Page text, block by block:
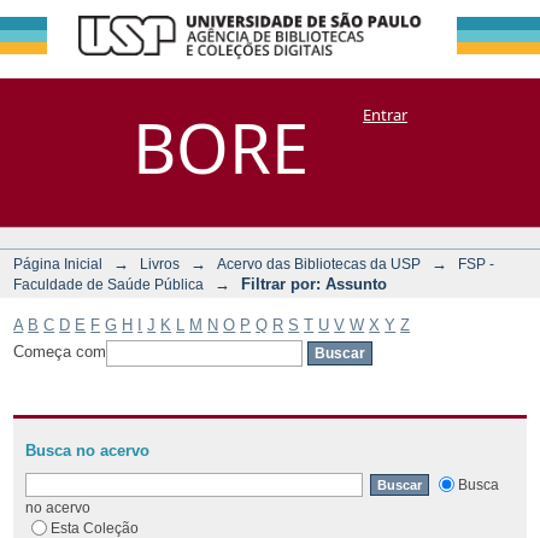
BORE
Filtrar por:
Assunto
DSpace/Manakin + CoriscoEntrar
Página Inicial → Livros → Acervo das Bibliotecas da USP →
FSP -
Faculdade de Saúde Pública
→ Filtrar por: Assunto
A B C D E F G H J K M N O P Q R S T U V W X Y Z
Começa com
Busca no acervo
Busca
no acervo
Esta Coleção